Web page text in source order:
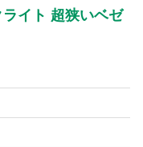
イト 超狭いベゼ